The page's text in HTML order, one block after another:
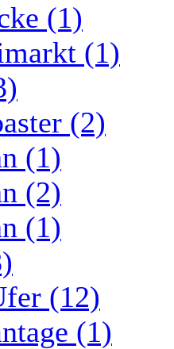
(1)
(1)
(2)
(1)
(2)
(1)
(12)
(1)